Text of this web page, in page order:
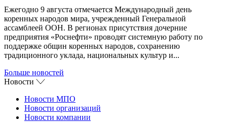
Ежегодно 9 августа отмечается Международный день
коренных народов мира, учрежденный Генеральной
ассамблеей ООН. В регионах присутствия дочерние
предприятия «Роснефти» проводят системную работу по
поддержке общин коренных народов, сохранению
традиционного уклада, национальных культур и...
Больше новостей
Новости
Новости МПО
Новости организаций
Новости компании